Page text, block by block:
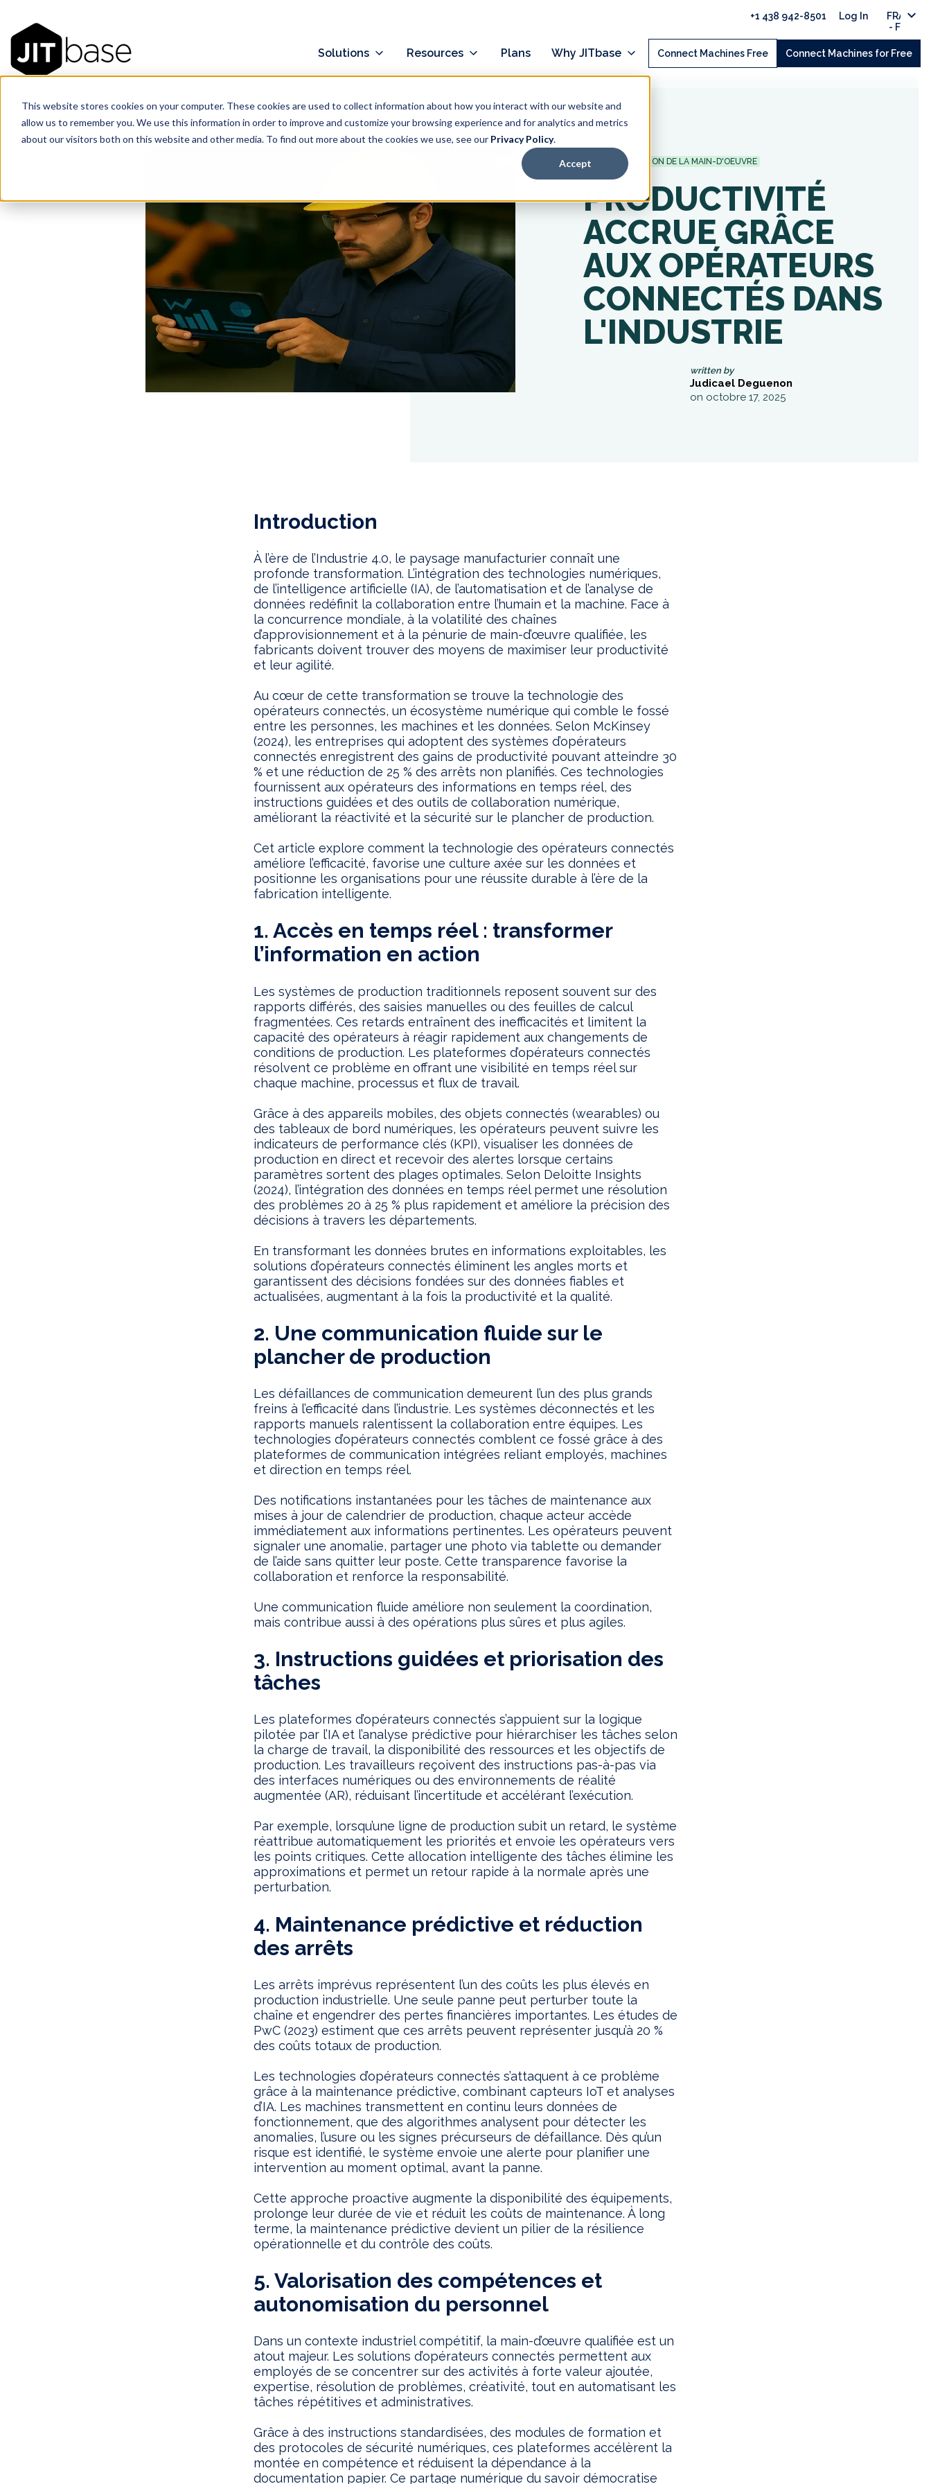
This website stores cookies on your computer. These cookies are used to collect information about how you interact with our website and
allow us to remember you. We use this information in order to improve and customize your browsing experience and for analytics and metrics
about our visitors both on this website and other media. To find out more about the cookies we use, see our Privacy Policy.
Accept
+1 438 942-8501 Log In
-
Solutions Resources Plans Why JITbase Connect Machines Free Connect Machines for Free
BLOG GESTION DE LA MAIN-D'OEUVRE
PRODUCTIVITÉ
ACCRUE GRÂCE
AUX OPÉRATEURS
CONNECTÉS DANS
L'INDUSTRIE
written by
Judicael Deguenon
on octobre 17, 2025
Introduction
À l’ère de l’Industrie 4.0, le paysage manufacturier connaît une
profonde transformation. L’intégration des technologies numériques,
de l’intelligence artificielle (IA), de l’automatisation et de l’analyse de
données redéfinit la collaboration entre l’humain et la machine. Face à
la concurrence mondiale, à la volatilité des chaînes
d’approvisionnement et à la pénurie de main-d’œuvre qualifiée, les
fabricants doivent trouver des moyens de maximiser leur productivité
et leur agilité.
Au cœur de cette transformation se trouve la technologie des
opérateurs connectés, un écosystème numérique qui comble le fossé
entre les personnes, les machines et les données. Selon McKinsey
(2024), les entreprises qui adoptent des systèmes d’opérateurs
connectés enregistrent des gains de productivité pouvant atteindre 30
% et une réduction de 25 % des arrêts non planifiés. Ces technologies
fournissent aux opérateurs des informations en temps réel, des
instructions guidées et des outils de collaboration numérique,
améliorant la réactivité et la sécurité sur le plancher de production.
Cet article explore comment la technologie des opérateurs connectés
améliore l’efficacité, favorise une culture axée sur les données et
positionne les organisations pour une réussite durable à l’ère de la
fabrication intelligente.
1. Accès en temps réel : transformer
l’information en action
Les systèmes de production traditionnels reposent souvent sur des
rapports différés, des saisies manuelles ou des feuilles de calcul
fragmentées. Ces retards entraînent des inefficacités et limitent la
capacité des opérateurs à réagir rapidement aux changements de
conditions de production. Les plateformes d’opérateurs connectés
résolvent ce problème en offrant une visibilité en temps réel sur
chaque machine, processus et flux de travail.
Grâce à des appareils mobiles, des objets connectés (wearables) ou
des tableaux de bord numériques, les opérateurs peuvent suivre les
indicateurs de performance clés (KPI), visualiser les données de
production en direct et recevoir des alertes lorsque certains
paramètres sortent des plages optimales. Selon Deloitte Insights
(2024), l’intégration des données en temps réel permet une résolution
des problèmes 20 à 25 % plus rapidement et améliore la précision des
décisions à travers les départements.
En transformant les données brutes en informations exploitables, les
solutions d’opérateurs connectés éliminent les angles morts et
garantissent des décisions fondées sur des données fiables et
actualisées, augmentant à la fois la productivité et la qualité.
2. Une communication fluide sur le
plancher de production
Les défaillances de communication demeurent l’un des plus grands
freins à l’efficacité dans l’industrie. Les systèmes déconnectés et les
rapports manuels ralentissent la collaboration entre équipes. Les
technologies d’opérateurs connectés comblent ce fossé grâce à des
plateformes de communication intégrées reliant employés, machines
et direction en temps réel.
Des notifications instantanées pour les tâches de maintenance aux
mises à jour de calendrier de production, chaque acteur accède
immédiatement aux informations pertinentes. Les opérateurs peuvent
signaler une anomalie, partager une photo via tablette ou demander
de l’aide sans quitter leur poste. Cette transparence favorise la
collaboration et renforce la responsabilité.
Une communication fluide améliore non seulement la coordination,
mais contribue aussi à des opérations plus sûres et plus agiles.
3. Instructions guidées et priorisation des
tâches
Les plateformes d’opérateurs connectés s’appuient sur la logique
pilotée par l’IA et l’analyse prédictive pour hiérarchiser les tâches selon
la charge de travail, la disponibilité des ressources et les objectifs de
production. Les travailleurs reçoivent des instructions pas-à-pas via
des interfaces numériques ou des environnements de réalité
augmentée (AR), réduisant l’incertitude et accélérant l’exécution.
Par exemple, lorsqu’une ligne de production subit un retard, le système
réattribue automatiquement les priorités et envoie les opérateurs vers
les points critiques. Cette allocation intelligente des tâches élimine les
approximations et permet un retour rapide à la normale après une
perturbation.
4. Maintenance prédictive et réduction
des arrêts
Les arrêts imprévus représentent l’un des coûts les plus élevés en
production industrielle. Une seule panne peut perturber toute la
chaîne et engendrer des pertes financières importantes. Les études de
PwC (2023) estiment que ces arrêts peuvent représenter jusqu’à 20 %
des coûts totaux de production.
Les technologies d’opérateurs connectés s’attaquent à ce problème
grâce à la maintenance prédictive, combinant capteurs IoT et analyses
d’IA. Les machines transmettent en continu leurs données de
fonctionnement, que des algorithmes analysent pour détecter les
anomalies, l’usure ou les signes précurseurs de défaillance. Dès qu’un
risque est identifié, le système envoie une alerte pour planifier une
intervention au moment optimal, avant la panne.
Cette approche proactive augmente la disponibilité des équipements,
prolonge leur durée de vie et réduit les coûts de maintenance. À long
terme, la maintenance prédictive devient un pilier de la résilience
opérationnelle et du contrôle des coûts.
5. Valorisation des compétences et
autonomisation du personnel
Dans un contexte industriel compétitif, la main-d’œuvre qualifiée est un
atout majeur. Les solutions d’opérateurs connectés permettent aux
employés de se concentrer sur des activités à forte valeur ajoutée,
expertise, résolution de problèmes, créativité, tout en automatisant les
tâches répétitives et administratives.
Grâce à des instructions standardisées, des modules de formation et
des protocoles de sécurité numériques, ces plateformes accélèrent la
montée en compétence et réduisent la dépendance à la
documentation papier. Ce partage numérique du savoir démocratise